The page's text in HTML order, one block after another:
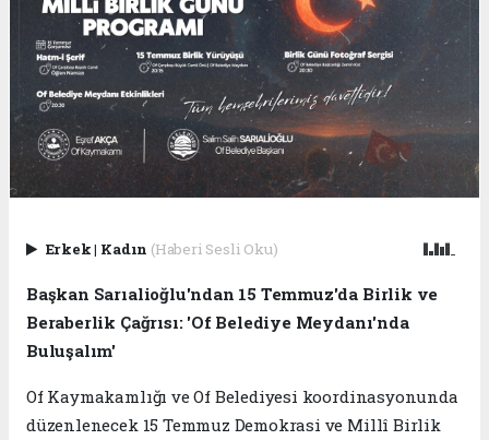
Erkek| Kadın (Haberi Sesli Oku)
Başkan Sarıalioğlu'ndan 15 Temmuz'da Birlik ve
Beraberlik Çağrısı: 'Of Belediye Meydanı'nda
Buluşalım'
Of Kaymakamlığı ve Of Belediyesi koordinasyonunda
düzenlenecek 15 Temmuz Demokrasi ve Millî Birlik